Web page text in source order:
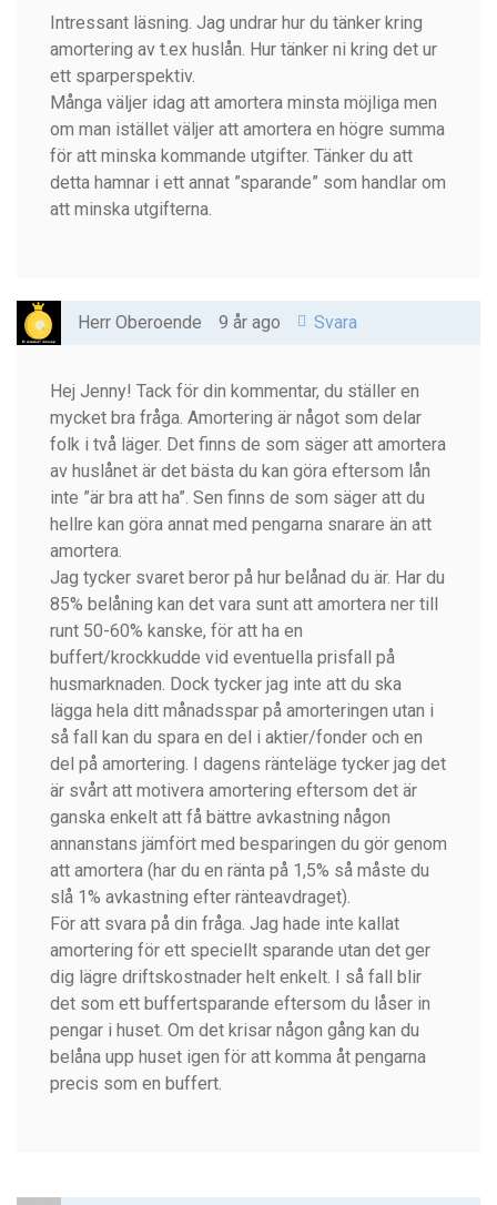
Intressant läsning. Jag undrar hur du tänker kring
amortering av t.ex huslån. Hur tänker ni kring det ur
ett sparperspektiv.
Många väljer idag att amortera minsta möjliga men
om man istället väljer att amortera en högre summa
för att minska kommande utgifter. Tänker du att
detta hamnar i ett annat ”sparande” som handlar om
att minska utgifterna.
Herr Oberoende 9 år ago Svara
Hej Jenny! Tack för din kommentar, du ställer en
mycket bra fråga. Amortering är något som delar
folk i två läger. Det finns de som säger att amortera
av huslånet är det bästa du kan göra eftersom lån
inte ”är bra att ha”. Sen finns de som säger att du
hellre kan göra annat med pengarna snarare än att
amortera.
Jag tycker svaret beror på hur belånad du är. Har du
85% belåning kan det vara sunt att amortera ner till
runt 50-60% kanske, för att ha en
buffert/krockkudde vid eventuella prisfall på
husmarknaden. Dock tycker jag inte att du ska
lägga hela ditt månadsspar på amorteringen utan i
så fall kan du spara en del i aktier/fonder och en
del på amortering. I dagens ränteläge tycker jag det
är svårt att motivera amortering eftersom det är
ganska enkelt att få bättre avkastning någon
annanstans jämfört med besparingen du gör genom
att amortera (har du en ränta på 1,5% så måste du
slå 1% avkastning efter ränteavdraget).
För att svara på din fråga. Jag hade inte kallat
amortering för ett speciellt sparande utan det ger
dig lägre driftskostnader helt enkelt. I så fall blir
det som ett buffertsparande eftersom du låser in
pengar i huset. Om det krisar någon gång kan du
belåna upp huset igen för att komma åt pengarna
precis som en buffert.